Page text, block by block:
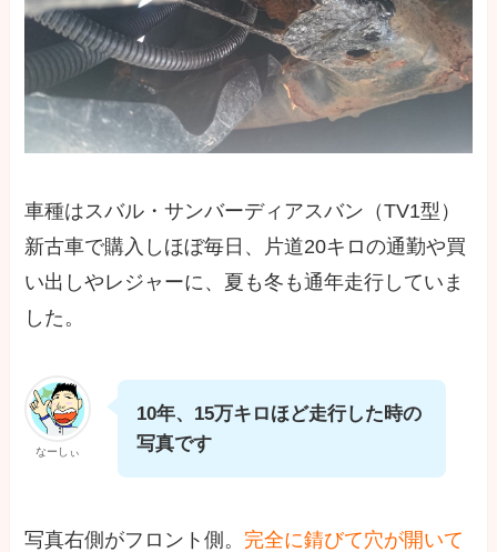
車種はスバル・サンバーディアスバン（TV1型）
新古車で購入しほぼ毎日、片道20キロの通勤や買
い出しやレジャーに、夏も冬も通年走行していま
した。
なーしぃ
10年、15万キロほど走行した時の
写真です
写真右側がフロント側。 完全に錆びて穴が開いて